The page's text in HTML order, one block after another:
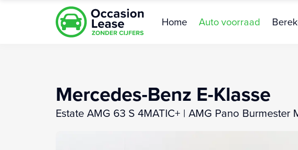
Home Auto voorraad
Mercedes-Benz E-Klasse
Estate AMG 63 S 4MATIC+ | AMG Pano Burmester